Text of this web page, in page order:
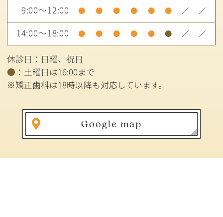
9:00～12:00 ● ● ● ● ● ● ／ ／
14:00～18:00 ● ● ● ● ● ● ／ ／
休診日：日曜、祝日
● ：土曜日は16:00まで
※矯正歯科は18時以降も対応しています。
Google map